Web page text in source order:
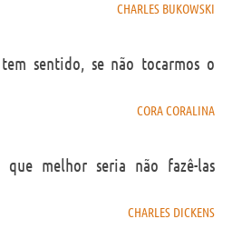
CHARLES BUKOWSKI
sentido, se não tocarmos o
CORA CORALINA
que melhor seria não fazê-las
CHARLES DICKENS